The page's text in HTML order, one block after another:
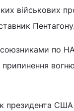
військових
Пентагону.
по
США